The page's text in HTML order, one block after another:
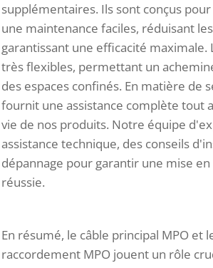
supplémentaires. Ils sont conçus
une maintenance faciles, réduisant
garantissant une efficacité maximale.
très flexibles, permettant un
des espaces confinés. En matière de
fournit une assistance complète tout
vie de nos produits. Notre équipe
assistance technique, des conseils
dépannage pour garantir une mise
réussie.
En résumé, le câble principal MPO et
raccordement MPO jouent un rôle